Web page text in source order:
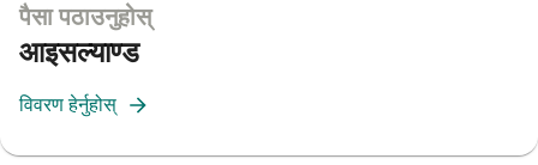
पैसा पठाउनुहोस्
आइसल्याण्ड
विवरण हेर्नुहोस्